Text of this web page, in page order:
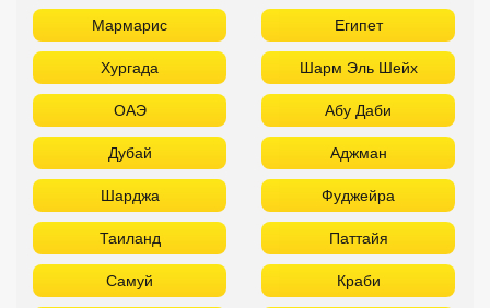
Мармарис Египет
Хургада Шарм Эль Шейх
ОАЭ Абу Даби
Дубай Аджман
Шарджа Фуджейра
Таиланд Паттайя
Самуй Краби